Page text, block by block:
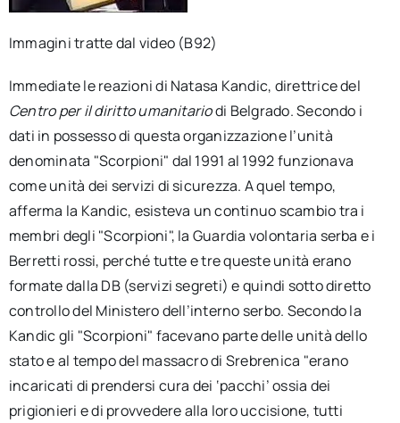
Immagini tratte dal video (B92)
Immediate le reazioni di Natasa Kandic, direttrice del
Centro per il diritto umanitariodi Belgrado. Secondo i
dati in possesso di questa organizzazione l’unità
denominata "Scorpioni" dal 1991 al 1992 funzionava
come unità dei servizi di sicurezza. A quel tempo,
afferma la Kandic, esisteva un continuo scambio tra i
membri degli "Scorpioni", la Guardia volontaria serba e i
Berretti rossi, perché tutte e tre queste unità erano
formate dalla DB (servizi segreti) e quindi sotto diretto
controllo del Ministero dell’interno serbo. Secondo la
Kandic gli "Scorpioni" facevano parte delle unità dello
stato e al tempo del massacro di Srebrenica "erano
incaricati di prendersi cura dei ‘pacchi’ ossia dei
prigionieri e di provvedere alla loro uccisione, tutti